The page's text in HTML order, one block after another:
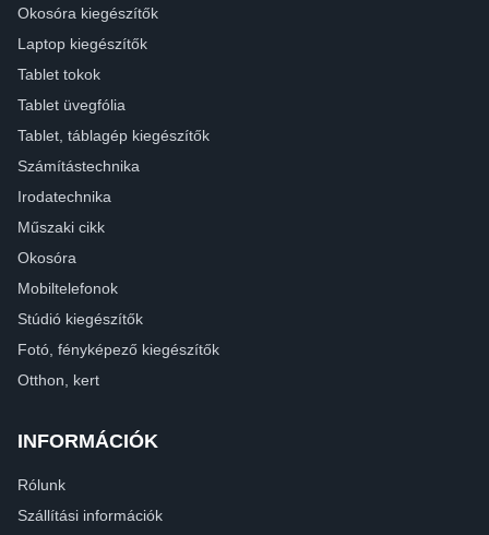
Okosóra kiegészítők
Laptop kiegészítők
Tablet tokok
Tablet üvegfólia
Tablet, táblagép kiegészítők
Számítástechnika
Irodatechnika
Műszaki cikk
Okosóra
Mobiltelefonok
Stúdió kiegészítők
Fotó, fényképező kiegészítők
Otthon, kert
INFORMÁCIÓK
Rólunk
Szállítási információk